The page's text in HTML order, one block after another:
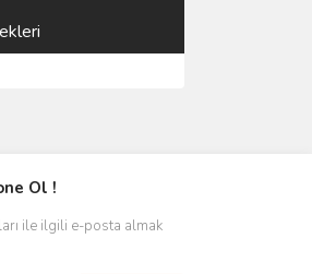
Ol !
ile ilgili e-posta almak